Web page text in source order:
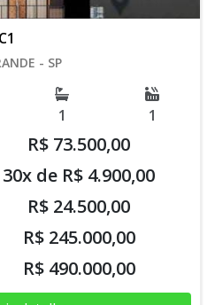
- SP
1 1
R$ 73.500,00
30x de R$ 4.900,00
R$ 24.500,00
R$ 245.000,00
R$ 490.000,00